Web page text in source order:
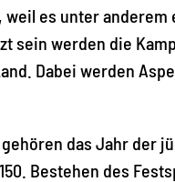
es unter
werden die
Dabei werden
das Jahr der
Bestehen des